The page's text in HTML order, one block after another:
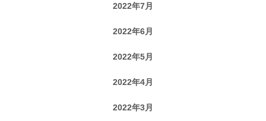
2022年7月
2022年6月
2022年5月
2022年4月
2022年3月